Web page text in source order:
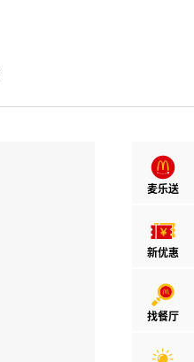
麦乐送
新优惠
找餐厅